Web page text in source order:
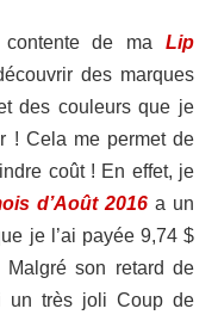
de ma Lip
des marques
des couleurs que je
! Cela me permet de
coût ! En effet, je
d’Août 2016 a un
je l’ai payée 9,74 $
son retard de
un très joli Coup de